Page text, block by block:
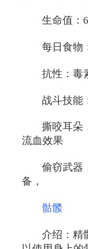
生命值：
每日食物
抗性：毒
战斗技能
撕咬耳朵
流血效果
偷窃武器
备，
骷髅
介绍：精